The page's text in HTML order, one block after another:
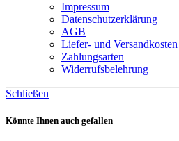
Impressum
Datenschutzerklärung
AGB
Liefer- und Versandkosten
Zahlungsarten
Widerrufsbelehrung
Schließen
Könnte Ihnen auch gefallen